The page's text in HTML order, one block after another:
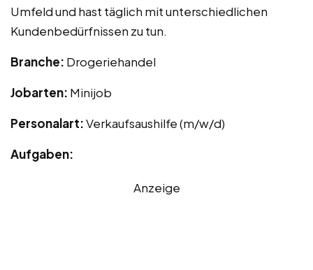
Umfeld und hast täglich mit unterschiedlichen
Kundenbedürfnissen zu tun.
Branche: Drogeriehandel
Jobarten: Minijob
Personalart:Verkaufsaushilfe (m/w/d)
Aufgaben:
Anzeige